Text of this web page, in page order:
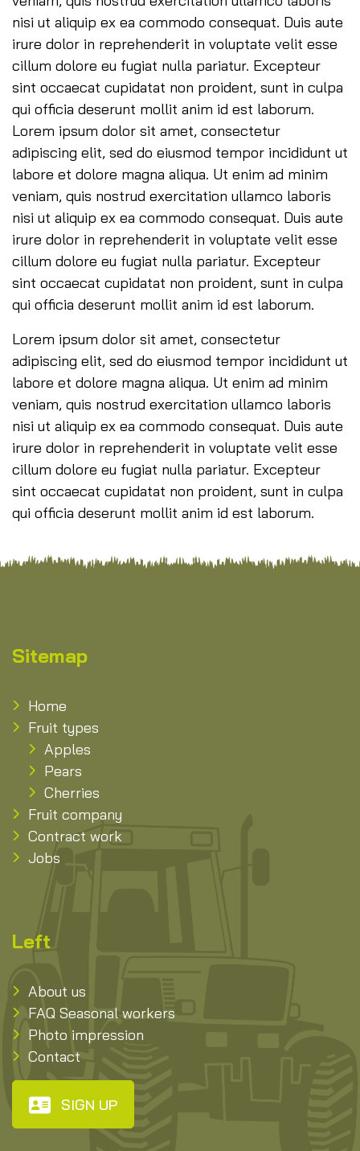
nisi ut aliquip ex ea commodo consequat. Duis aute
irure dolor in reprehenderit in voluptate velit esse
cillum dolore eu fugiat nulla pariatur. Excepteur
sint occaecat cupidatat non proident, sunt in culpa
qui officia deserunt mollit anim id est laborum.
Lorem ipsum dolor sit amet, consectetur
adipiscing elit, sed do eiusmod tempor incididunt ut
labore et dolore magna aliqua. Ut enim ad minim
veniam, quis nostrud exercitation ullamco laboris
nisi ut aliquip ex ea commodo consequat. Duis aute
irure dolor in reprehenderit in voluptate velit esse
cillum dolore eu fugiat nulla pariatur. Excepteur
sint occaecat cupidatat non proident, sunt in culpa
qui officia deserunt mollit anim id est laborum.
Lorem ipsum dolor sit amet, consectetur
adipiscing elit, sed do eiusmod tempor incididunt ut
labore et dolore magna aliqua. Ut enim ad minim
veniam, quis nostrud exercitation ullamco laboris
nisi ut aliquip ex ea commodo consequat. Duis aute
irure dolor in reprehenderit in voluptate velit esse
cillum dolore eu fugiat nulla pariatur. Excepteur
sint occaecat cupidatat non proident, sunt in culpa
qui officia deserunt mollit anim id est laborum.
Sitemap
Home
Fruit types
Apples
Pears
Cherries
Fruit company
Contract work
Jobs
Left
About us
FAQ Seasonal workers
Photo impression
Contact
SIGN UP